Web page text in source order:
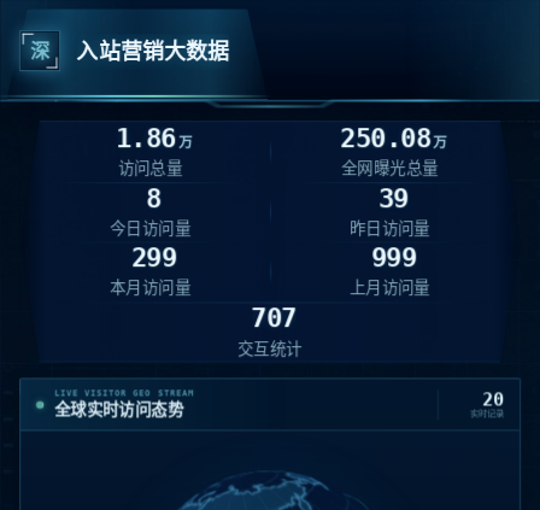
深 入站营销大数据
1.86万
访问总量
250.08万
全网曝光总量
8
今日访问量
39
昨日访问量
299
本月访问量
999
上月访问量
707
交互统计
LIVE VISITOR GEO STREAM
全球实时访问态势 20
实时记录